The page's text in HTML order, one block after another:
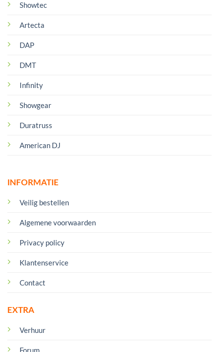
Showtec
Artecta
DAP
DMT
Infinity
Showgear
Duratruss
American DJ
INFORMATIE
Veilig bestellen
Algemene voorwaarden
Privacy policy
Klantenservice
Contact
EXTRA
Verhuur
Forum